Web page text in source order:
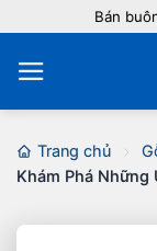
nội
dung
Bán
Trang chủ
Khám Phá